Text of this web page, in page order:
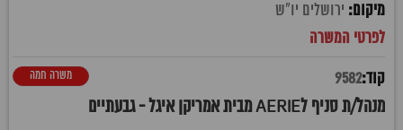
ירושלים יו"ש
9582
מנהל/ת סניף לAERIE מבית אמריקן איגל - גבעתיים
משרה חמה